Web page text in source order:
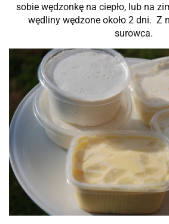
sobie wędzonkę na ciepło, lub na
wędliny wędzone około 2 dni. Z
surowca.